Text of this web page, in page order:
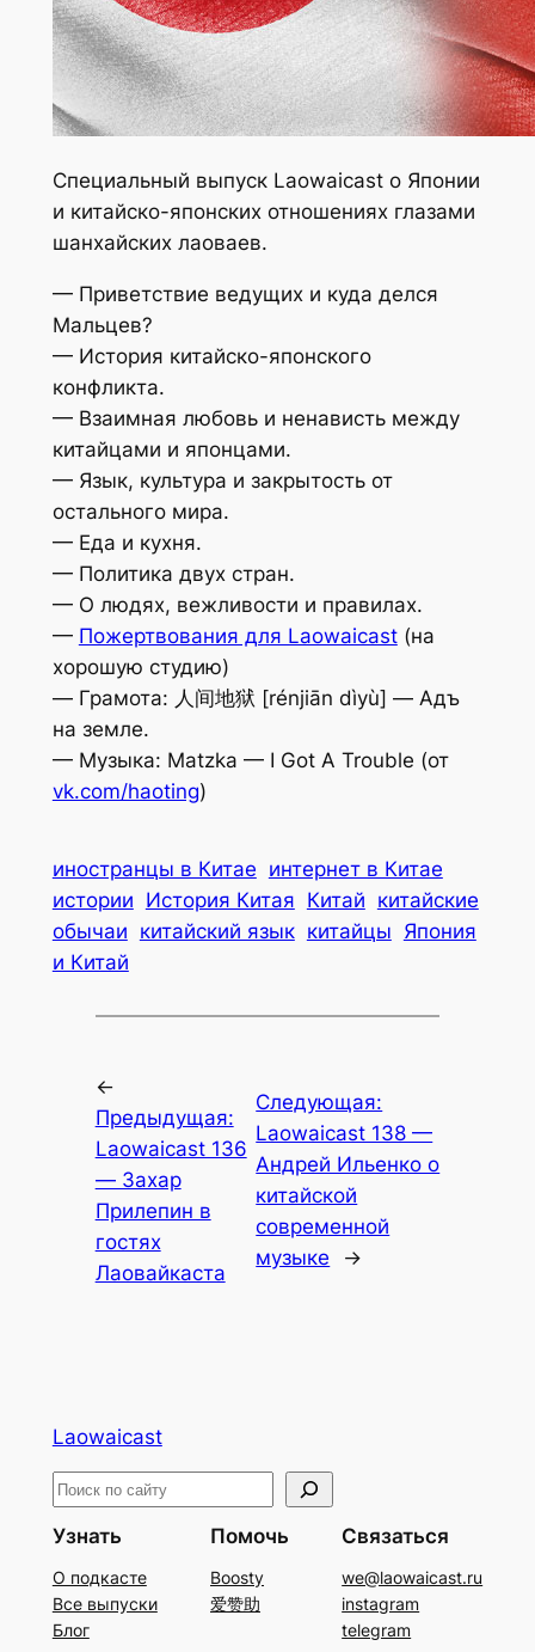
Специальный выпуск Laowaicast о Японии
и китайско-японских отношениях глазами
шанхайских лаоваев.
— Приветствие ведущих и куда делся
Мальцев?
— История китайско-японского
конфликта.
— Взаимная любовь и ненависть между
китайцами и японцами.
— Язык, культура и закрытость от
остального мира.
— Еда и кухня.
— Политика двух стран.
— О людях, вежливости и правилах.
— Пожертвования для Laowaicast(на
хорошую студию)
— Грамота: 人间地狱 [rénjiān dìyù] — Адъ
на земле.
— Музыка: Matzka — I Got A Trouble (от
vk.com/haoting)
иностранцы в Китае интернет в Китае
истории История Китая Китай китайские
обычаи китайский язык китайцы Япония
и Китай
←
Предыдущая:
Laowaicast 136
— Захар
Прилепин в
гостях
Лаовайкаста
Следующая:
Laowaicast 138 —
Андрей Ильенко о
китайской
современной
музыке
→
Laowaicast
П
и
с
к
Узнать
О подкасте
Все выпуски
Блог
Помочь
Boosty
爱赞助
Связаться
we@laowaicast.ru
instagram
telegram